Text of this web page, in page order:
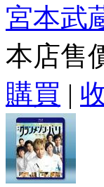
宮本武
本店售
購買 |